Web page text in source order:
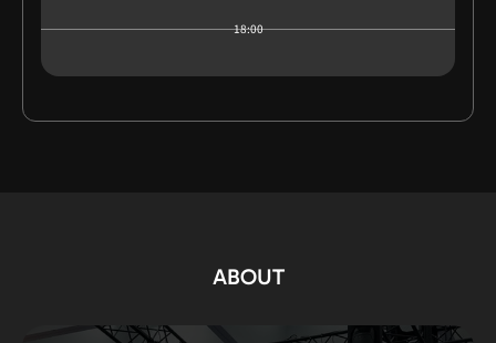
18:00
ABOUT